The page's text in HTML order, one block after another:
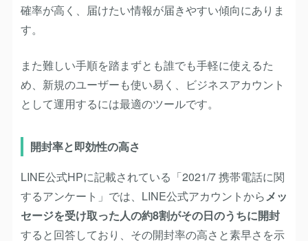
確率が高く、届けたい情報が届きやすい傾向にありま
す。
また難しい手順を踏まずとも誰でも手軽に使えるた
め、新規のユーザーも使い易く、ビジネスアカウント
として運用するには最適のツールです。
開封率と即効性の高さ
LINE公式HPに記載されている「2021/7 携帯電話に関
するアンケート」では、LINE公式アカウントからメッ
セージを受け取った人の約8割がその日のうちに開封
すると回答しており、その開封率の高さと素早さを示